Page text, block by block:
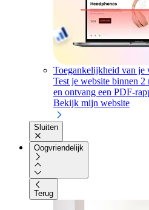
Toegankelijkheid van je
Test je website binnen
en ontvang een PDF-
Bekijk mijn website
Sluiten
Oogvriendelijk
Terug